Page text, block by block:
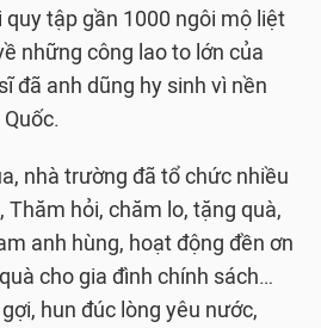
quy tập gần 1000 ngôi mộ liệt
những công lao to lớn của
đã anh dũng hy sinh vì nền
nhà trường đã tổ chức nhiều
Thăm hỏi, chăm lo, tặng quà,
anh hùng, hoạt động đền ơn
cho gia đình chính sách…
hun đúc lòng yêu nước,